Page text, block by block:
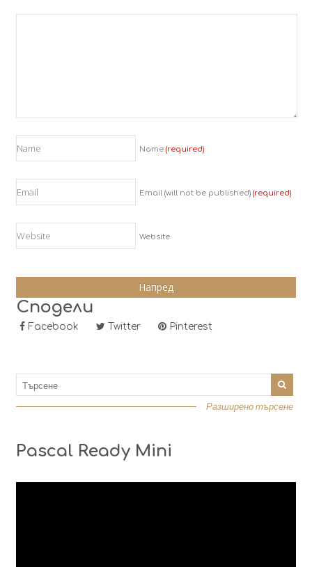
Name (required)
Email (will not be published) (required)
Website
Сподели
Facebook Twitter Pinterest
Разширено търсене
Pascal Ready Mini